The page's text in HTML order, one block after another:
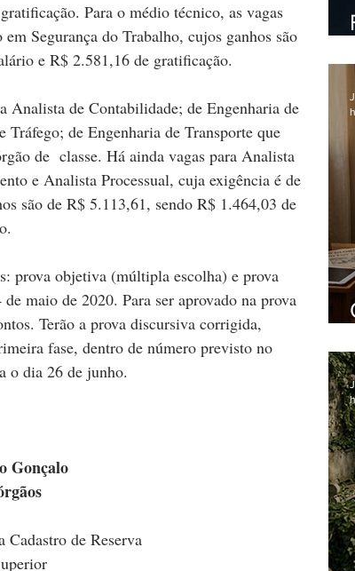
Para o médio técnico, as vagas
Segurança do Trabalho, cujos ganhos são
e R$ 2.581,16 de gratificação.
Analista de Contabilidade; de Engenharia de
Tráfego; de Engenharia de Transporte que
de  classe. Há ainda vagas para Analista
e Analista Processual, cuja exigência é de
são de R$ 5.113,61, sendo R$ 1.464,03 de
prova objetiva (múltipla escolha) e prova
maio de 2020. Para ser aprovado na prova
Terão a prova discursiva corrigida,
fase, dentro de número previsto no
o dia 26 de junho.
Gonçalo
Cadastro de Reserva